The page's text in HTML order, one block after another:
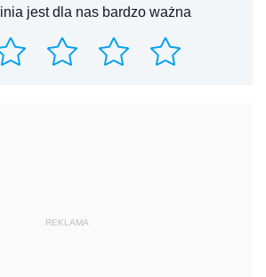
jest dla nas bardzo ważna
REKLAMA